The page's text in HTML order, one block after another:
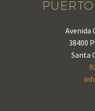
Avenida
38400
Santa